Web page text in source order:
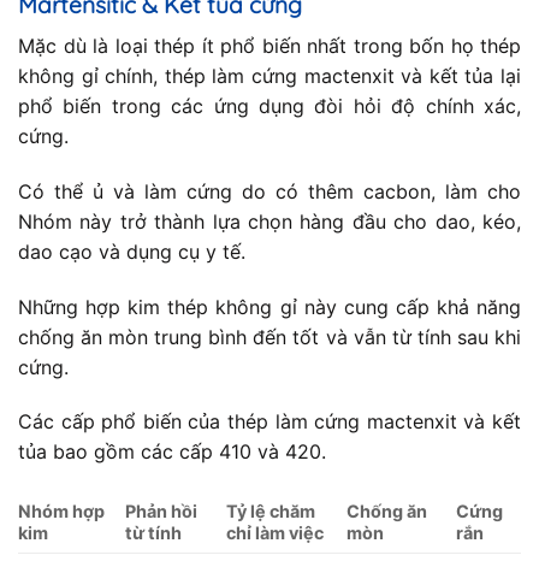
Mặc dù là loại thép ít phổ biến nhất trong bốn họ thép
không gỉ chính, thép làm cứng mactenxit và kết tủa lại
phổ biến trong các ứng dụng đòi hỏi độ chính xác,
cứng.
Có thể ủ và làm cứng do có thêm cacbon, làm cho
Nhóm này trở thành lựa chọn hàng đầu cho dao, kéo,
dao cạo và dụng cụ y tế.
Những hợp kim thép không gỉ này cung cấp khả năng
chống ăn mòn trung bình đến tốt và vẫn từ tính sau khi
cứng.
Các cấp phổ biến của thép làm cứng mactenxit và kết
tủa bao gồm các cấp 410 và 420.
Nhóm hợp
kim
Phản hồi
từ tính
Tỷ lệ chăm
chỉ làm việc
Chống ăn
mòn
Cứng
rắn